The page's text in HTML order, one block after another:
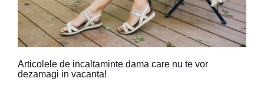
Articolele de incaltaminte dama care nu te vor
dezamagi in vacanta!